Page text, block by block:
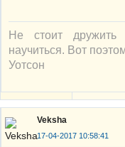
Не стоит
научиться. Вот
Уотсон
Veksha
17-04-2017 10:58:41